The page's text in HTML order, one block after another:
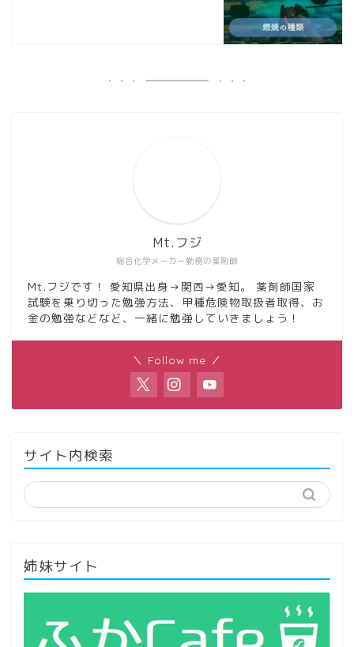
総合化学メーカー勤務の薬剤師
Mt.フジ
Mt.フジです！ 愛知県出身→関西→愛知。 薬剤師国家
試験を乗り切った勉強方法、甲種危険物取扱者取得、お
金の勉強などなど、一緒に勉強していきましょう！
＼ Follow me ／
サイト内検索
姉妹サイト